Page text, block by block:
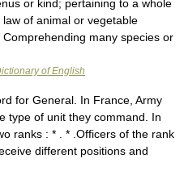
or kind; pertaining to a whole
of animal or vegetable
many species or
of English
for General. In France, Army
type of unit they command. In
ranks : * . * .Officers of the rank
different positions and